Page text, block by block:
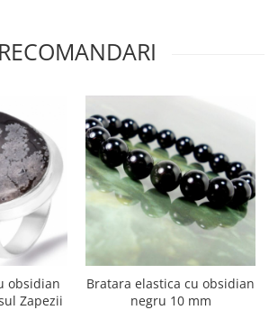
RECOMANDARI
obsidian
Zapezii
Bratara elastica cu obsidian
negru 10 mm